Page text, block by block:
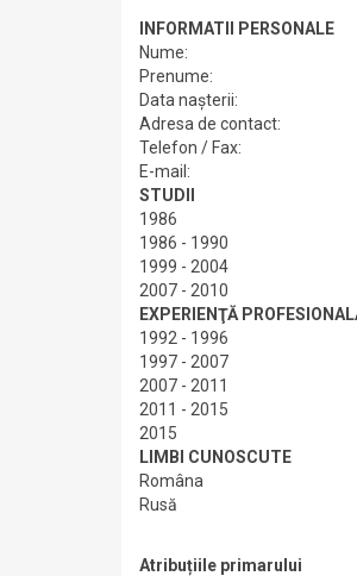
INFORMATII PERSONALE
Nume:
Prenume:
Data naşterii:
Adresa de contact:
Telefon / Fax:
E-mail:
STUDII
1986
1986 - 1990
1999 - 2004
2007 - 2010
EXPERIENŢĂ
1992 - 1996
1997 - 2007
2007 - 2011
2011 - 2015
2015
LIMBI CUNOSCUTE
Româna
Rusă
Atribuțiile primarului